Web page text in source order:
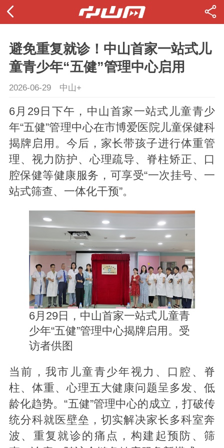
避免重复就诊！中山首家一站式儿
童青少年“五健”管理中心启用
2026-06-29 中山+
6月29日下午，中山首家一站式儿童青少
年“五健”管理中心在市博爱医院儿童保健科
揭牌启用。今后，家长带孩子进行体重管
理、视力防护、心理疏导、脊柱矫正、口
腔保健等健康服务，可享受“一次挂号、一
站式筛查、一体化干预”。
6月29日，中山首家一站式儿童青
少年“五健”管理中心揭牌启用。受
访者供图
当前，我市儿童青少年视力、口腔、脊
柱、体重、心理五大健康问题呈多发、低
龄化趋势。“五健”管理中心的成立，打破传
统分科就医壁垒，切实解决家长多科室奔
波、重复就诊的痛点，构建起预防、筛